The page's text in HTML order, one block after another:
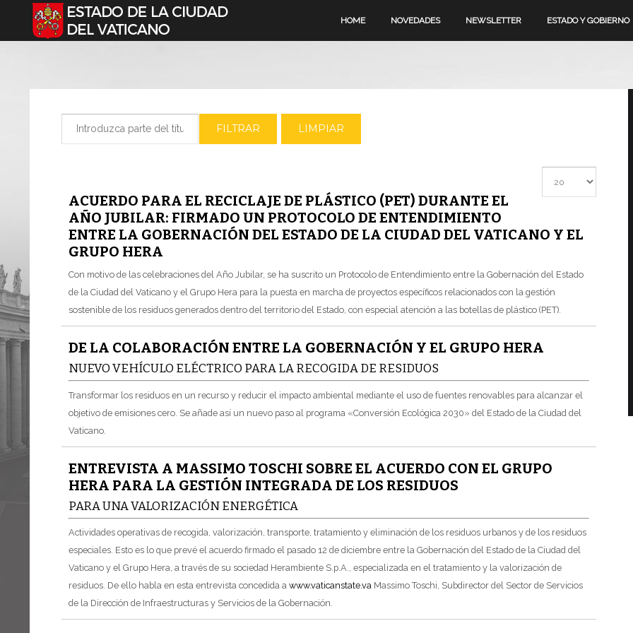
Seleccione su idioma HOME NOVEDADES NEWSLETTER ESTADO Y GOBIERNO
FILTRAR LIMPIAR
ACUERDO PARA EL RECICLAJE DE PLÁSTICO (PET) DURANTE EL
AÑO JUBILAR: FIRMADO UN PROTOCOLO DE ENTENDIMIENTO
ENTRE LA GOBERNACIÓN DEL ESTADO DE LA CIUDAD DEL VATICANO Y EL
GRUPO HERA
Con motivo de las celebraciones del Año Jubilar, se ha suscrito un Protocolo de Entendimiento entre la Gobernación del Estado
de la Ciudad del Vaticano y el Grupo Hera para la puesta en marcha de proyectos específicos relacionados con la gestión
sostenible de los residuos generados dentro del territorio del Estado, con especial atención a las botellas de plástico (PET).
DE LA COLABORACIÓN ENTRE LA GOBERNACIÓN Y EL GRUPO HERA
NUEVO VEHÍCULO ELÉCTRICO PARA LA RECOGIDA DE RESIDUOS
Transformar los residuos en un recurso y reducir el impacto ambiental mediante el uso de fuentes renovables para alcanzar el
objetivo de emisiones cero. Se añade así un nuevo paso al programa «Conversión Ecológica 2030» del Estado de la Ciudad del
Vaticano.
ENTREVISTA A MASSIMO TOSCHI SOBRE EL ACUERDO CON EL GRUPO
HERA PARA LA GESTIÓN INTEGRADA DE LOS RESIDUOS
PARA UNA VALORIZACIÓN ENERGÉTICA
Actividades operativas de recogida, valorización, transporte, tratamiento y eliminación de los residuos urbanos y de los residuos
especiales. Esto es lo que prevé el acuerdo firmado el pasado 12 de diciembre entre la Gobernación del Estado de la Ciudad del
Vaticano y el Grupo Hera, a través de su sociedad Herambiente S.p.A., especializada en el tratamiento y la valorización de
residuos. De ello habla en esta entrevista concedida a www.vaticanstate.va Massimo Toschi, Subdirector del Sector de Servicios
de la Dirección de Infraestructuras y Servicios de la Gobernación.